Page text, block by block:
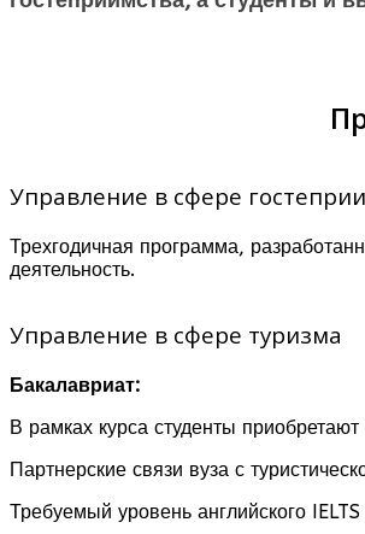
Управление в сфере
Трехгодичная программа,
деятельность.
Управление в сфере туризма
Бакалавриат:
В рамках курса студенты
Партнерские связи вуза с
Требуемый уровень английского